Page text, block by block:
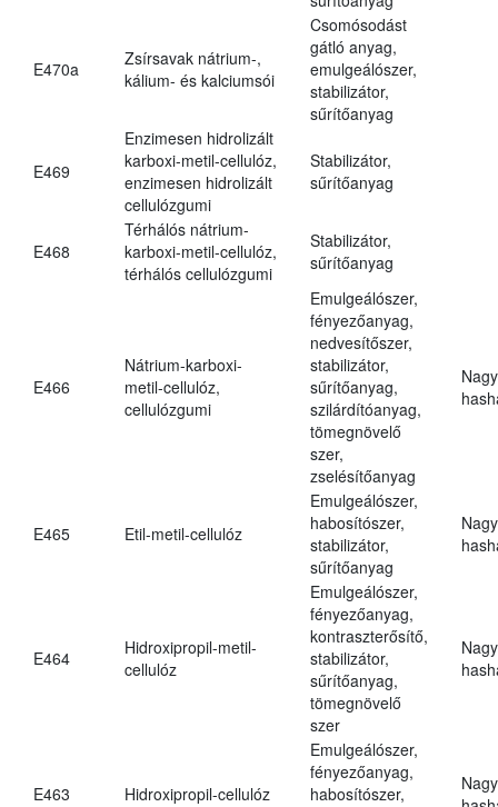
E470a
Zsírsavak nátrium-,
kálium- és kalciumsói
Csomósodást
gátló anyag,
emulgeálószer,
stabilizátor,
sűrítőanyag
E469
Enzimesen hidrolizált
karboxi-metil-cellulóz,
enzimesen hidrolizált
cellulózgumi
Stabilizátor,
sűrítőanyag
E468
Térhálós nátrium-
karboxi-metil-cellulóz,
térhálós cellulózgumi
Stabilizátor,
sűrítőanyag
E466
Nátrium-karboxi-
metil-cellulóz,
cellulózgumi
Emulgeálószer,
fényezőanyag,
nedvesítőszer,
stabilizátor,
sűrítőanyag,
szilárdítóanyag,
tömegnövelő
szer,
zselésítőanyag
E465 Etil-metil-cellulóz
Emulgeálószer,
habosítószer,
stabilizátor,
sűrítőanyag
E464
Hidroxipropil-metil-
cellulóz
Emulgeálószer,
fényezőanyag,
kontraszterősítő,
stabilizátor,
sűrítőanyag,
tömegnövelő
szer
E463 Hidroxipropil-cellulóz
Emulgeálószer,
fényezőanyag,
habosítószer,